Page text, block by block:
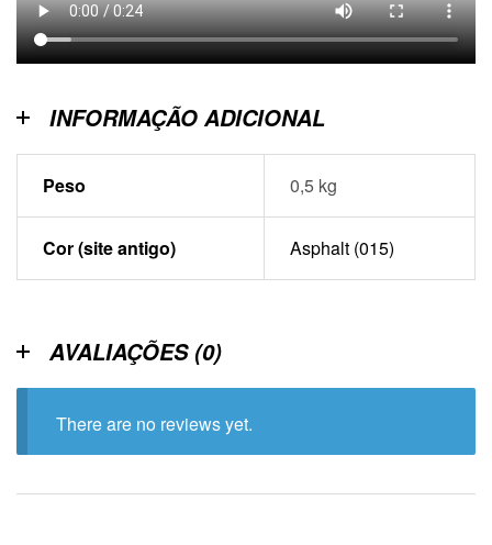
INFORMAÇÃO ADICIONAL
Peso 0,5 kg
Cor (site antigo) Asphalt (015)
AVALIAÇÕES (0)
There are no reviews yet.